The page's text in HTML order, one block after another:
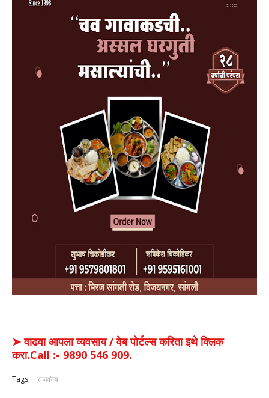
➤ वाढवा आपला व्यवसाय / वेब पोर्टल्स करिता इथे क्लिक
करा.Call :- 9890 546 909.
Tags: राजकीय